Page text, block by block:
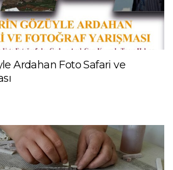
Ardahan Foto Safari ve